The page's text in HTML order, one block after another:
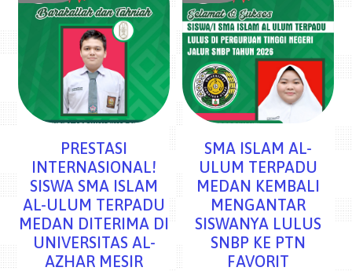
PRESTASI
INTERNASIONAL!
SISWA SMA ISLAM
AL-ULUM TERPADU
MEDAN DITERIMA DI
UNIVERSITAS AL-
AZHAR MESIR
SMA ISLAM AL-
ULUM TERPADU
MEDAN KEMBALI
MENGANTAR
SISWANYA LULUS
SNBP KE PTN
FAVORIT